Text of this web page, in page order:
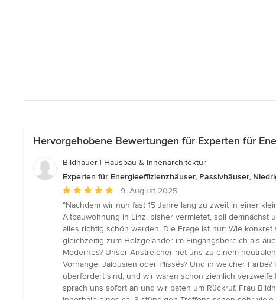
Hervorgehobene Bewertungen für Experten für
Bildhauer | Hausbau & Innenarchitektur
Experten für Energieeffizienzhäuser, Passivhäuser,
Durchschnittliche
Bewertung:
5
von
5
Sternen
9. August 2025
“Nachdem wir nun fast 15 Jahre lang zu zweit in einer
Altbauwohnung in Linz, bisher vermietet, soll
alles richtig schön werden. Die Frage ist nur: Wie
gleichzeitig zum Holzgeländer im Eingangsbereich als
Modernes? Unser Anstreicher riet uns zu einem
Vorhänge, Jalousien oder Plissés? Und in welcher
überfordert sind, und wir waren schon ziemlich
sprach uns sofort an und wir baten um Rückruf. Frau